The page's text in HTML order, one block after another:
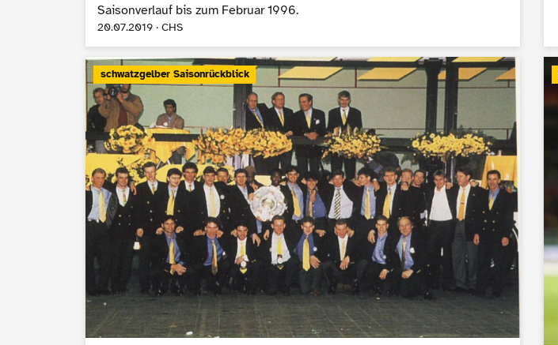
Saisonverlauf bis zum Februar 1996.
20.07.2019 · CHS
schwatzgelber Saisonrückblick